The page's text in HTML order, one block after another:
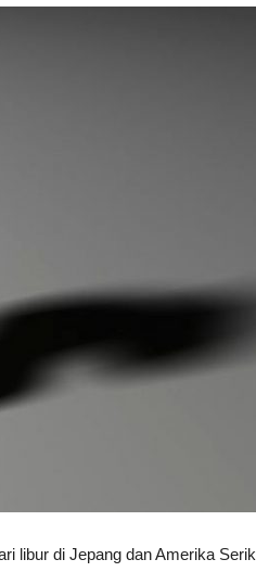
libur di Jepang dan Amerika